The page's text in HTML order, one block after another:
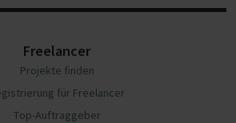
Freelancer
Projekte finden
für Freelancer
Top-Auftraggeber